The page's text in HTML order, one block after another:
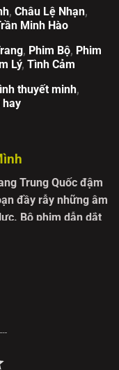
, Châu Lệ Nhạn,
Minh Hào
, Phim Bộ, Phim
Lý, Tình Cảm
thuyết minh,
hay
Trung Quốc đậm
đầy rẫy những âm
Bộ phim dẫn dắt
bị cuốn theo
quý. Mang
nàng tưởng
nhưng, biến cố ập
bước vào con